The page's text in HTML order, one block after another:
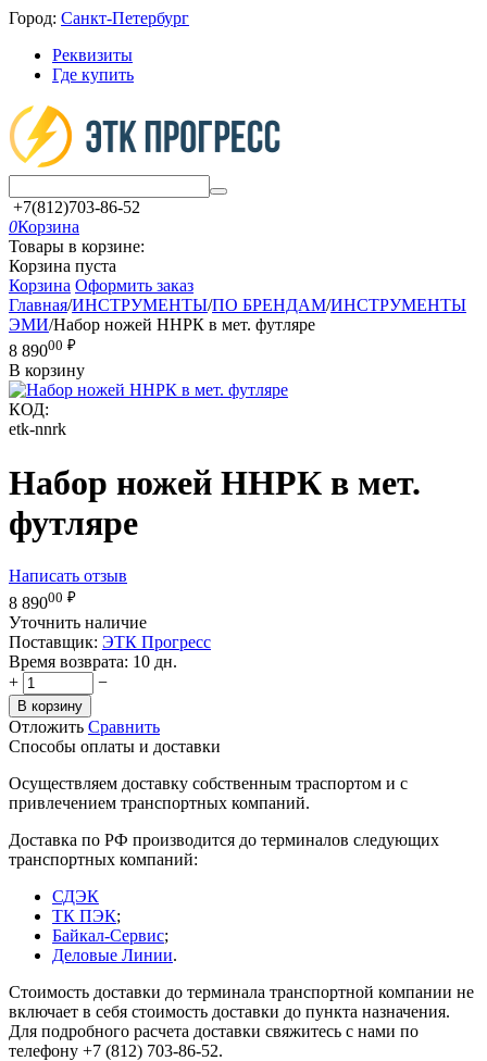
Город: Санкт-Петербург
Реквизиты
Где купить
+7(812)703-86-52
0Корзина
Товары в корзине:
Корзина пуста
Корзина Оформить заказ
Главная/ИНСТРУМЕНТЫ/ПО БРЕНДАМ/ИНСТРУМЕНТЫ
ЭМИ/Набор ножей ННРК в мет. футляре
8 89000 ₽
В корзину
КОД:
etk-nnrk
Набор ножей ННРК в мет.
футляре
Написать отзыв
8 89000 ₽
Уточнить наличие
Поставщик: ЭТК Прогресс
Время возврата: 10 дн.
+
−
В корзину
Отложить Сравнить
Способы оплаты и доставки
Осуществляем доставку собственным траспортом и с
привлечением транспортных компаний.
Доставка по РФ производится до терминалов следующих
транспортных компаний:
СДЭК
ТК ПЭК;
Байкал-Сервис;
Деловые Линии.
Стоимость доставки до терминала транспортной компании не
включает в себя стоимость доставки до пункта назначения.
Для подробного расчета доставки свяжитесь с нами по
телефону +7 (812) 703-86-52.